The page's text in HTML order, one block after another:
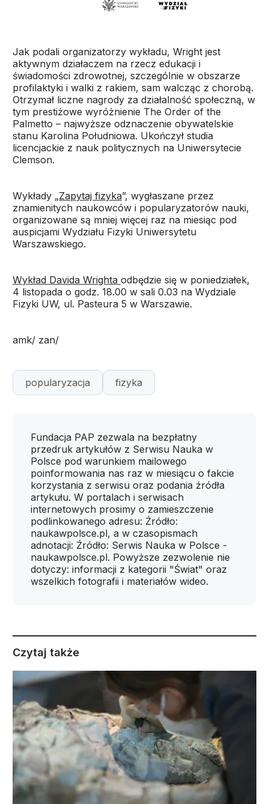
Jak podali organizatorzy wykładu, Wright jest
aktywnym działaczem na rzecz edukacji i
świadomości zdrowotnej, szczególnie w obszarze
profilaktyki i walki z rakiem, sam walcząc z chorobą.
Otrzymał liczne nagrody za działalność społeczną, w
tym prestiżowe wyróżnienie The Order of the
Palmetto – najwyższe odznaczenie obywatelskie
stanu Karolina Południowa. Ukończył studia
licencjackie z nauk politycznych na Uniwersytecie
Clemson.
Wykłady „Zapytaj fizyka”, wygłaszane przez
znamienitych naukowców i popularyzatorów nauki,
organizowane są mniej więcej raz na miesiąc pod
auspicjami Wydziału Fizyki Uniwersytetu
Warszawskiego.
Wykład Davida Wrighta odbędzie się w poniedziałek,
4 listopada o godz. 18.00 w sali 0.03 na Wydziale
Fizyki UW, ul. Pasteura 5 w Warszawie.
amk/ zan/
popularyzacja fizyka
Fundacja PAP zezwala na bezpłatny
przedruk artykułów z Serwisu Nauka w
Polsce pod warunkiem mailowego
poinformowania nas raz w miesiącu o fakcie
korzystania z serwisu oraz podania źródła
artykułu. W portalach i serwisach
internetowych prosimy o zamieszczenie
podlinkowanego adresu: Źródło:
naukawpolsce.pl, a w czasopismach
adnotacji: Źródło: Serwis Nauka w Polsce -
naukawpolsce.pl. Powyższe zezwolenie nie
dotyczy: informacji z kategorii "Świat" oraz
wszelkich fotografii i materiałów wideo.
Czytaj także